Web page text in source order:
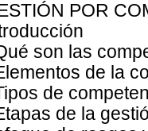
POR
son las
de la
de
de la